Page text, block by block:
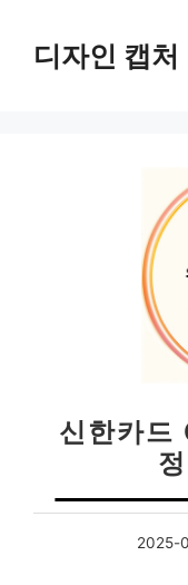
디자인 캡처
신한카드
2025-